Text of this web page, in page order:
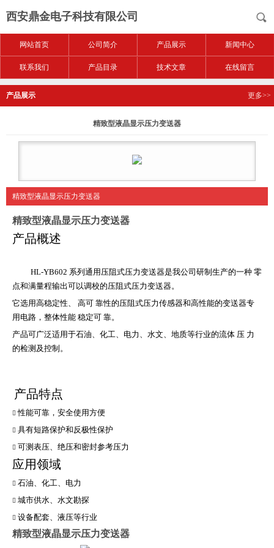
西安鼎金电子科技有限公司
网站首页 公司简介 产品展示 新闻中心
联系我们 产品目录 技术文章 在线留言
产品展示 更多>>
精致型液晶显示压力变送器
精致型液晶显示压力变送器
精致型液晶显示压力变送器
产品概述
HL-YB602 系列通用压阻式压力变送器是我公司研制生产的一种 零
点和满量程输出可以调校的压阻式压力变送器。
它选用高稳定性、 高可 靠性的压阻式压力传感器和高性能的变送器专
用电路，整体性能 稳定可 靠。
产品可广泛适用于石油、化工、电力、水文、地质等行业的流体 压 力
的检测及控制。
产品特点
 性能可靠，安全使用方便
 具有短路保护和反极性保护
 可测表压、绝压和密封参考压力
应用领域
 石油、化工、电力
 城市供水、水文勘探
 设备配套、液压等行业
精致型液晶显示压力变送器